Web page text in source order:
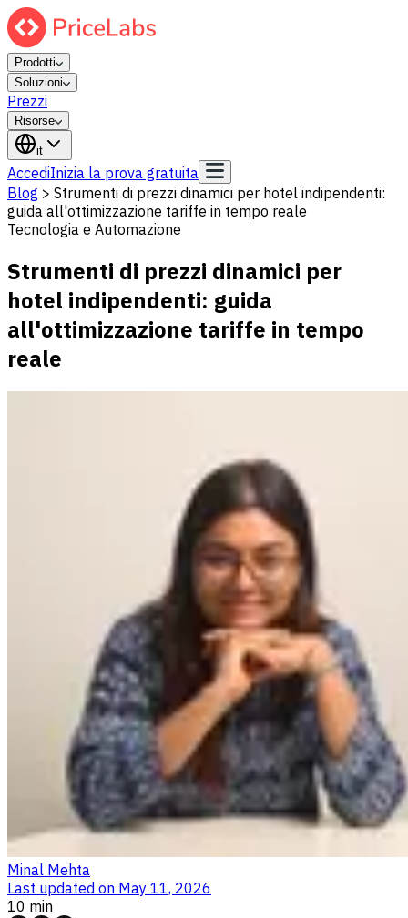
Prodotti
Soluzioni
Prezzi
Risorse
it
AccediInizia la prova gratuita
Blog > Strumenti di prezzi dinamici per hotel indipendenti:
guida all'ottimizzazione tariffe in tempo reale
Tecnologia e Automazione
Strumenti di prezzi dinamici per
hotel indipendenti: guida
all'ottimizzazione tariffe in tempo
reale
Minal Mehta
Last updated on May 11, 2026
10 min